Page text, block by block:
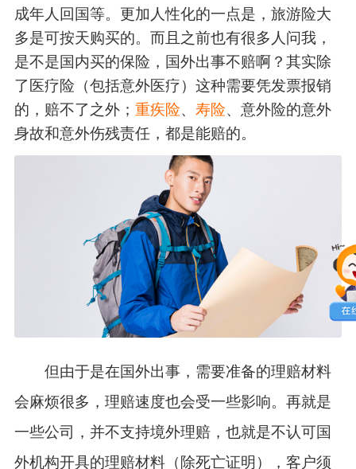
成年人回国等。更加人性化的一点是，旅游险大
多是可按天购买的。而且之前也有很多人问我，
是不是国内买的保险，国外出事不赔啊？其实除
了医疗险（包括意外医疗）这种需要凭发票报销
的，赔不了之外； 重疾险、 寿险、意外险的意外
身故和意外伤残责任，都是能赔的。
但由于是在国外出事，需要准备的理赔材料
会麻烦很多，理赔速度也会受一些影响。再就是
一些公司，并不支持境外理赔，也就是不认可国
外机构开具的理赔材料（除死亡证明），客户须